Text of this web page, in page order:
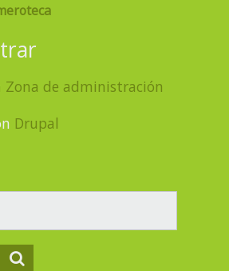
Zona de administración
Drupal